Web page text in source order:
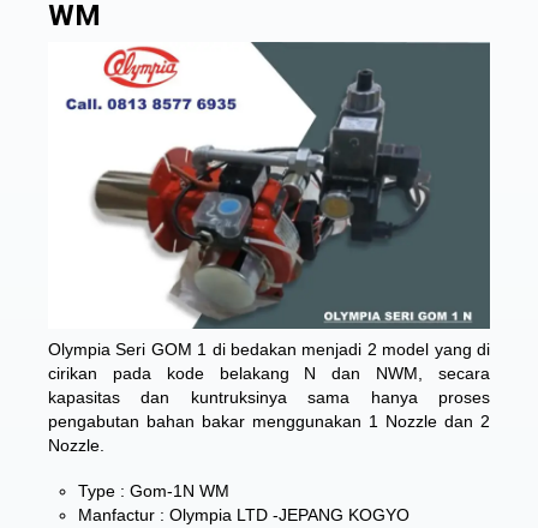
WM
Olympia Seri GOM 1 di bedakan menjadi 2 model yang di
cirikan pada kode belakang N dan NWM, secara
kapasitas dan kuntruksinya sama hanya proses
pengabutan bahan bakar menggunakan 1 Nozzle dan 2
Nozzle.
Type : Gom-1N WM
Manfactur : Olympia LTD -JEPANG KOGYO